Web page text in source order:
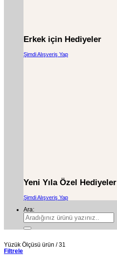
Erkek için Hediyeler
Şimdi Alışveriş Yap
Yeni Yıla Özel Hediyeler
Şimdi Alışveriş Yap
Ara:
Yüzük Ölçüsü ürün /31
Filtrele